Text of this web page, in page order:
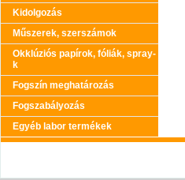
Kidolgozás
Műszerek, szerszámok
Okklúziós papírok, fóliák, spray-
k
Fogszín meghatározás
Fogszabályozás
Egyéb labor termékek